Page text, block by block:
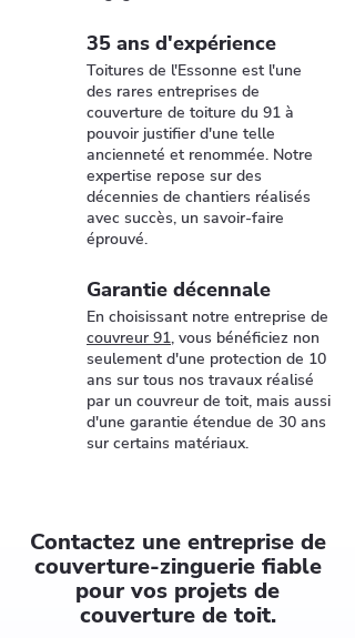
35 ans d'expérience
Toitures de l'Essonne est l'une
des rares entreprises de
couverture de toiture du 91 à
pouvoir justifier d'une telle
ancienneté et renommée. Notre
expertise repose sur des
décennies de chantiers réalisés
avec succès, un savoir-faire
éprouvé.
Garantie décennale
En choisissant notre entreprise de
couvreur 91, vous bénéficiez non
seulement d'une protection de 10
ans sur tous nos travaux réalisé
par un couvreur de toit, mais aussi
d'une garantie étendue de 30 ans
sur certains matériaux.
Contactez une entreprise de
couverture-zinguerie fiable
pour vos projets de
couverture de toit.